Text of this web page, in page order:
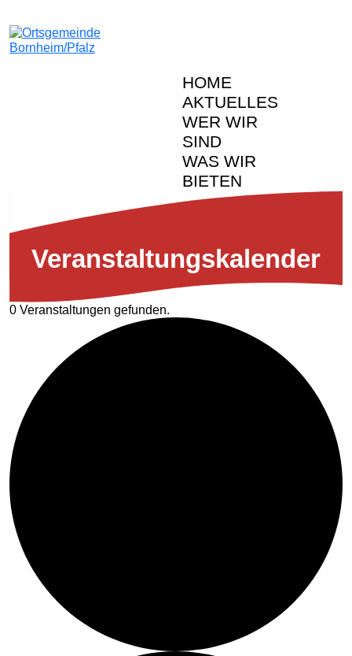
HOME
AKTUELLES
WER WIR
SIND
WAS WIR
BIETEN
Veranstal­tungs­kalender
0 Veranstaltungen gefunden.